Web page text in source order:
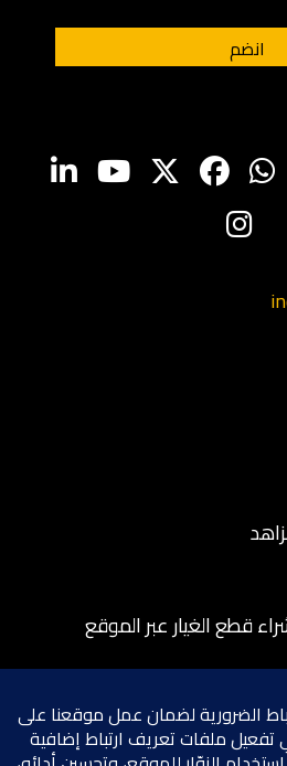
قطع الغيار عبر الموقع